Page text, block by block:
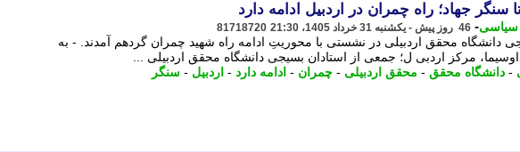
سنگر جهاد؛ راه چمران در اردبیل ادامه دارد
سیاسی- 46 روز پیش - یکشنبه 31 خرداد 1405، 21:30 81718720
دانشگاه محقق اردبیلی در نشستی با محوریتِ ادامه راه شهید چمران گردهم آمدند. - به
مرکز اردبی ل؛ جمعی از استادان بسیجی دانشگاه محقق اردبیلی ...
- دانشگاه محقق - محقق اردبیلی - چمران - ادامه دارد - اردبیل - سنگر